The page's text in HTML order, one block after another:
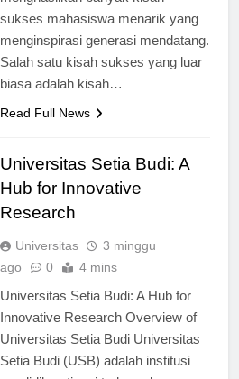
menghasilkan banyak kisah
sukses mahasiswa menarik yang
menginspirasi generasi mendatang.
Salah satu kisah sukses yang luar
Universitas Setia Budi: A
Hub for Innovative
Universitas
3 minggu
Universitas Setia Budi: A Hub for
Innovative Research Overview of
Universitas Setia Budi Universitas